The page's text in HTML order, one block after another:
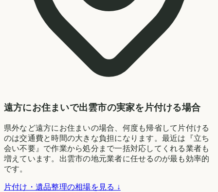
遠方にお住まいで出雲市の実家を片付ける場合
県外など遠方にお住まいの場合、何度も帰省して片付ける
のは交通費と時間の大きな負担になります。最近は『立ち
会い不要』で作業から処分まで一括対応してくれる業者も
増えています。出雲市の地元業者に任せるのが最も効率的
です。
片付け・遺品整理の相場を見る ↓